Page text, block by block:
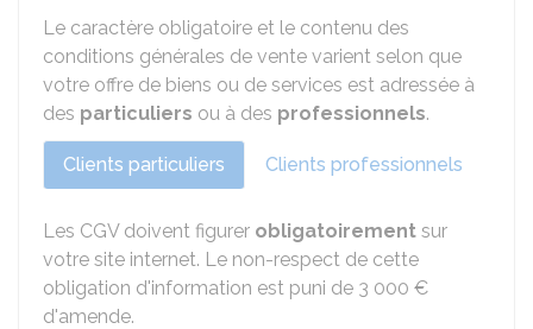
Le caractère obligatoire et le contenu des
conditions générales de vente varient selon que
votre offre de biens ou de services est adressée à
des particuliers ou à des professionnels.
Clients particuliers Clients professionnels
Les CGV doivent figurer obligatoirement sur
votre site internet. Le non-respect de cette
obligation d'information est puni de 3 000 €
d'amende.